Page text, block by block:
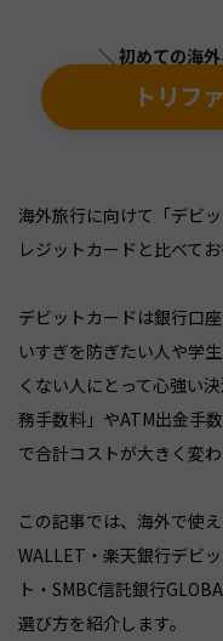
＼ 初めての海
トリフ
海外旅行に向けて「デビ
レジットカードと比べて
デビットカードは銀行口
いすぎを防ぎたい人や学
くない人にとって心強い
務手数料」やATM出金手
で合計コストが大きく変わ
この記事では、海外で使
WALLET・楽天銀行デビ
ト・SMBC信託銀行
選び方を紹介します。